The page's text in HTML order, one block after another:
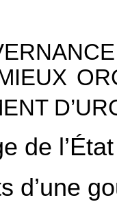
de
d’une